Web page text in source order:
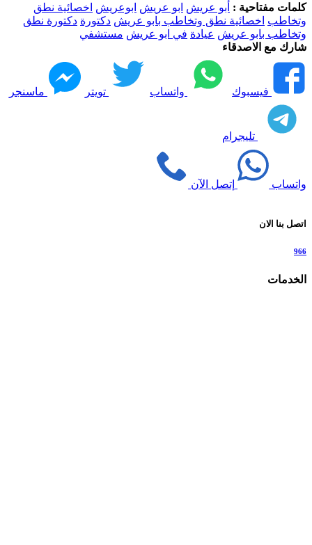
كلمات مفتاحية : أبو عريش ابو عريش ابوعريش اخصائية نطق
وتخاطب اخصائية نطق وتخاطب بابو عريش دكتورة دكتورة نطق
وتخاطب بابو عريش عيادة في ابو عريش مستشفي
شارك مع الاصدقاء
فيسبوك واتساب تويتر ماسنجر
تليجرام
واتساب إتصل الآن
اتصل بنا الان
966
الخدمات